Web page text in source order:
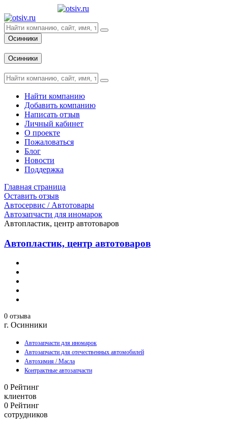
Осинники
Осинники
Найти компанию
Добавить компанию
Написать отзыв
Личный кабинет
О проекте
Пожаловаться
Блог
Новости
Поддержка
Главная страница
Оставить отзыв
Автосервис / Автотовары
Автозапчасти для иномарок
Автопластик, центр автотоваров
Автопластик, центр автотоваров
0 отзыва
г. Осинники
Автозапчасти для иномарок
Автозапчасти для отечественных автомобилей
Автохимия / Масла
Контрактные автозапчасти
0 Рейтинг
клиентов
0 Рейтинг
сотрудников